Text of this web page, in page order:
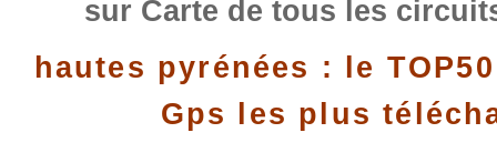
sur Carte de tous les
hautes pyrénées : le
Gps les plus